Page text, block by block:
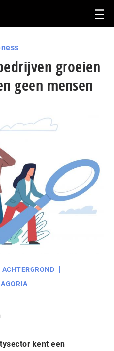
groeien
geen mensen
ACHTERGROND
AGORIA
kent een